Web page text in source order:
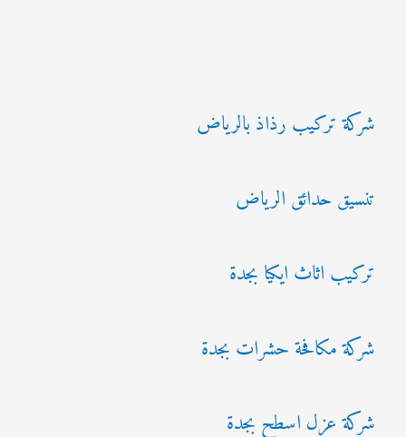
شركة تركيب رذاذ بالرياض
تنسيق حدائق الرياض
تركيب اثاث ايكيا بجدة
شركة مكافحة حشرات بجدة
شركة عزل اسطح بجدة